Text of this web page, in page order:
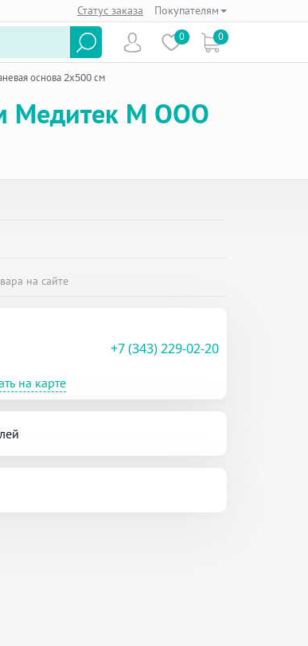
Статус заказа Покупателям
0 0
основа 2х500 см
Медитек М ООО
на сайте
+7 (343) 229-02-20
на карте